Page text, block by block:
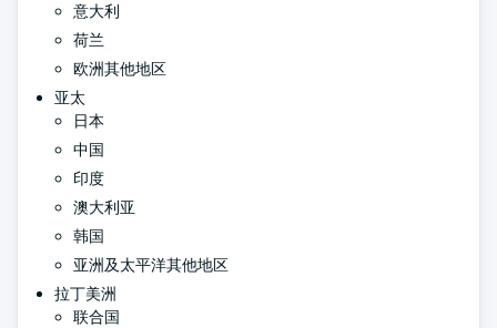
意大利
荷兰
欧洲其他地区
亚太
日本
中国
印度
澳大利亚
韩国
亚洲及太平洋其他地区
拉丁美洲
联合国